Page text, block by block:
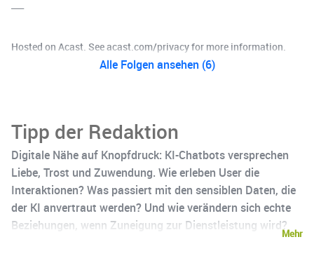
Hosted on Acast. See acast.com/privacy for more information.
Alle Folgen ansehen (6)
Tipp der Redaktion
Digitale Nähe auf Knopfdruck: KI-Chatbots versprechen
Liebe, Trost und Zuwendung. Wie erleben User die
Interaktionen? Was passiert mit den sensiblen Daten, die
der KI anvertraut werden? Und wie verändern sich echte
Beziehungen, wenn Zuneigung zur Dienstleistung wird?
Mehr